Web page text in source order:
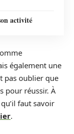
activité
également une
pas oublier que
pour réussir. À
faut savoir
.